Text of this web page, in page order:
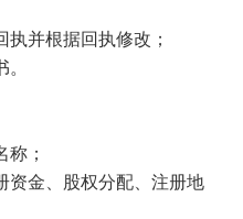
执并根据回执修改；
称；
资金、股权分配、注册地